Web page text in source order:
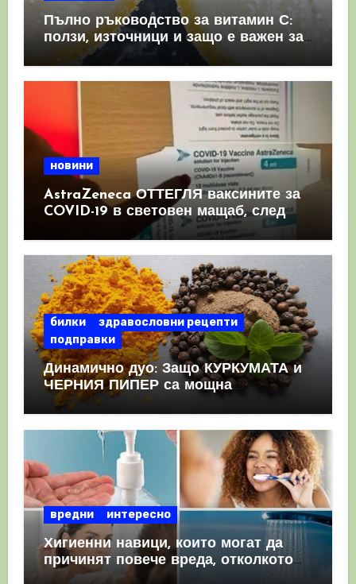
Пълно ръководство за витамин С:
ползи, източници и защо е важен за
имунната система
новини
AstraZeneca ОТТЕГЛЯ ваксините за
COVID-19 в световен мащаб, след
като призна, че те причиняват
билки
здравословни рецепти
подправки
Динамично дуо: Защо КУРКУМАТА и
ЧЕРНИЯ ПИПЕР са мощна
комбинация
вредни интересно
Хигиенни навици, които могат да
причинят повече вреда, отколкото
полза